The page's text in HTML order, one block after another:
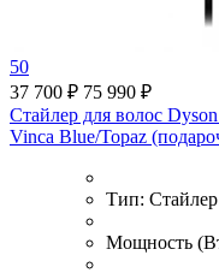
50
37 700 ₽ 75 990 ₽
Стайлер для волос
Vinca Blue/Topaz
Тип: Стайлер
Мощность